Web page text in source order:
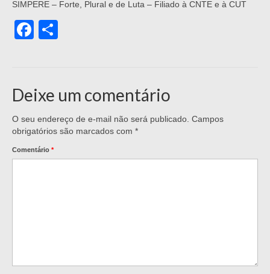
SIMPERE – Forte, Plural e de Luta – Filiado à CNTE e à CUT
Facebook
Deixe um comentário
O seu endereço de e-mail não será publicado. Campos
obrigatórios são marcados com *
Comentário *